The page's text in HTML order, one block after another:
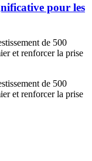
pour les
de 500
et renforcer la prise
de 500
et renforcer la prise